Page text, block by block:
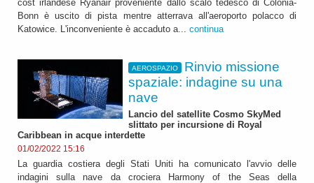
cost irlandese Ryanair proveniente dallo scalo tedesco di Colonia-
Bonn è uscito di pista mentre atterrava all'aeroporto polacco di
Katowice. L'inconveniente è accaduto a... continua
AEROSPAZIO
Rinvio missione
spaziale: indagine su una
nave
Lancio del satellite Cosmo SkyMed
slittato per incursione di Royal
Caribbean in acque interdette
01/02/2022 15:16
La guardia costiera degli Stati Uniti ha comunicato l'avvio delle
indagini sulla nave da crociera Harmony of the Seas della